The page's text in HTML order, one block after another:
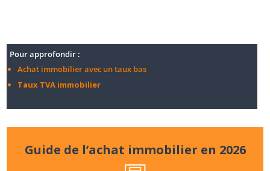
Pour approfondir :
Achat immobilier avec un taux bas
Taux TVA immobilier
Guide de l’achat immobilier en 2026